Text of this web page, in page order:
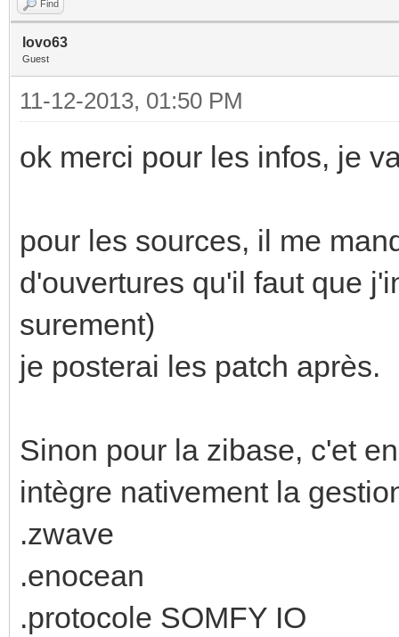
Find
lovo63
Guest
11-12-2013, 01:50 PM
ok merci pour les infos, je
pour les sources, il me
d'ouvertures qu'il faut que
surement)
je posterai les patch après.
Sinon pour la zibase, c'et
intègre nativement la
.zwave
.enocean
.protocole SOMFY IO